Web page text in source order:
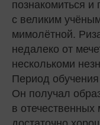
познакомиться
с великим
мимолётной.
недалеко от
несколькоми
Период
Он получал
в